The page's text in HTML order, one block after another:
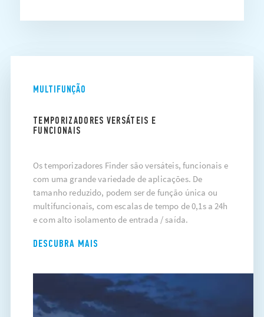
MULTIFUNÇÃO
TEMPORIZADORES VERSÁTEIS E
FUNCIONAIS
Os temporizadores Finder são versáteis, funcionais e
com uma grande variedade de aplicações. De
tamanho reduzido, podem ser de função única ou
multifuncionais, com escalas de tempo de 0,1s a 24h
e com alto isolamento de entrada / saída.
DESCUBRA MAIS